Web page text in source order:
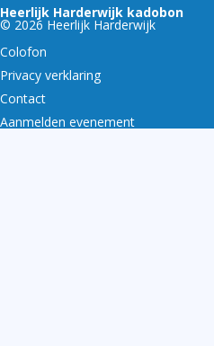
Heerlijk Harderwijk kadobon
© 2026 Heerlijk Harderwijk
Colofon
Privacy verklaring
Contact
Aanmelden evenement